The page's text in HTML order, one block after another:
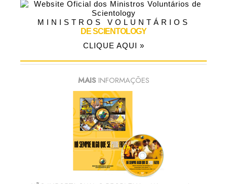
MINISTROS VOLUNTÁRIOS
DE SCIENTOLOGY
CLIQUE AQUI »
MAIS INFORMAÇÕES